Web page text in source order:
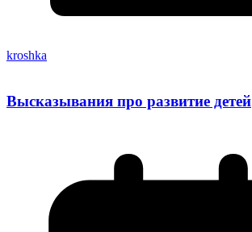
kroshka
Высказывания про развитие детей